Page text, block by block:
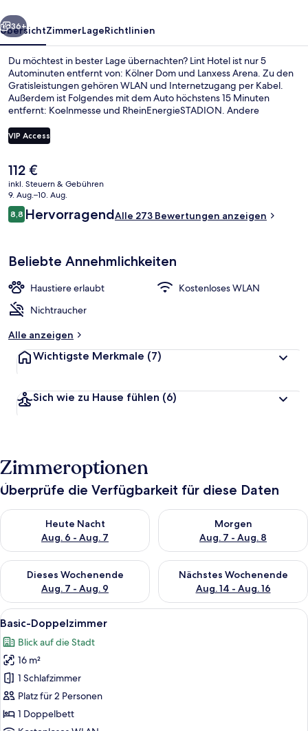
Weiter
36+
ÜbersichtZimmerLageRichtlinien
Du möchtest in bester Lage übernachten? Lint Hotel ist nur 5
Autominuten entfernt von: Kölner Dom und Lanxess Arena. Zu den
Gratisleistungen gehören WLAN und Internetzugang per Kabel.
Außerdem ist Folgendes mit dem Auto höchstens 15 Minuten
entfernt: Koelnmesse und RheinEnergieSTADION. Andere
Verkehrsmittel sind nur einen kurzen Fußmarsch entfernt: Zur
Stadtbahn-Haltestelle Heumarkt sind es 4 Minuten und zur
VIP Access
Der
aktuelle
Preis
beträgt
112 €.
112 €
inkl. Steuern & Gebühren
9. Aug.–10. Aug.
Bewertungen
8,88,8 von 10.
HervorragendAlle 273 Bewertungen anzeigen
Beliebte Annehmlichkeiten
Haustiere erlaubt
Kostenloses WLAN
Nichtraucher
Alle anzeigen
Wichtigste Merkmale (7)
Sich wie zu Hause fühlen (6)
Zimmeroptionen
Überprüfe die Verfügbarkeit für diese Daten
Heute Nacht
Aug. 6 - Aug. 7
Überprüfe die Verfügbarkeit für heute Nacht, Aug. 6 - Aug. 7.
Morgen
Aug. 7 - Aug. 8
Überprüfe die Verfügbarkeit
Dieses Wochenende
Aug. 7 - Aug. 9
Überprüfe die Verfügbarkeit für dieses Wochenende, Aug. 7
Nächstes Wochenende
Aug. 14 - Aug. 16
Überprüfe die Verfügbarkeit
Alle
Fotos
für
Basic-
Doppelzimmer
anzeigen
Ein modernes Hotelzimmer mit
6
Basic-Doppelzimmer
Blick auf die Stadt
16 m²
1 Schlafzimmer
Platz für 2 Personen
1 Doppelbett